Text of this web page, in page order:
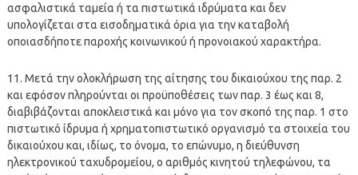
ασφαλιστικά ταμεία ή τα πιστωτικά ιδρύματα και δεν
υπολογίζεται στα εισοδηματικά όρια για την καταβολή
οποιασδήποτε παροχής κοινωνικού ή προνοιακού χαρακτήρα.
11. Μετά την ολοκλήρωση της αίτησης του δικαιούχου της παρ. 2
και εφόσον πληρούνται οι προϋποθέσεις των παρ. 3 έως και 8,
διαβιβάζονται αποκλειστικά και μόνο για τον σκοπό της παρ. 1 στο
πιστωτικό ίδρυμα ή χρηματοπιστωτικό οργανισμό τα στοιχεία του
δικαιούχου και, ιδίως, το όνομα, το επώνυμο, η διεύθυνση
ηλεκτρονικού ταχυδρομείου, ο αριθμός κινητού τηλεφώνου, τα